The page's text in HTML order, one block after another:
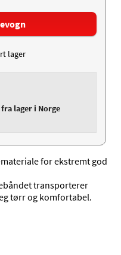
lager
fra lager i Norge
for ekstremt god
transporterer
tørr og komfortabel.